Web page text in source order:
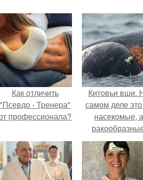
Как отличить
"Псевдо - Тренера"
профессионала?
Китовьи вши.
самом деле
насекомые, а
относящиеся
бокоплавам.